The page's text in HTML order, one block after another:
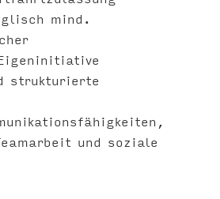
mind.
strukturierte
und soziale